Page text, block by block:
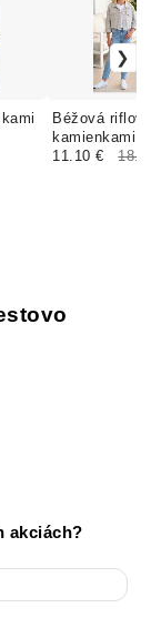
Béžová riflová
kamienkami
11.10 € 18.50
akciách?